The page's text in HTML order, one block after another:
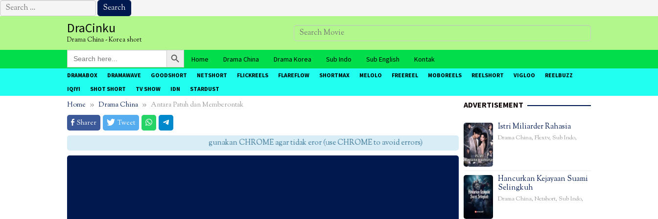
Search
for:
DraCinku
Drama China - Korea short
Search
for:
Search Button
Home Drama China Drama Korea Sub Indo Sub English Kontak
DRAMABOX DRAMAWAVE GOODSHORT NETSHORT FLICKREELS FLAREFLOW SHORTMAX MELOLO FREEREEL MOBOREELS REELSHORT VIGLOO
REELBUZZ
IQIYI
SHOT SHORT TV SHOW IDN STARDUST
Home Drama China
Antara Patuh dan Memberontak
Sharer
Tweet
gunakan CHROME agar tidak eror (use CHROME to avoid errors)
ADVERTISEMENT
Istri Miliarder Rahasia
Drama China, Flextv, Sub Indo,
Hancurkan Kejayaan Suami
Selingkuh
Drama China, Netshort, Sub Indo,